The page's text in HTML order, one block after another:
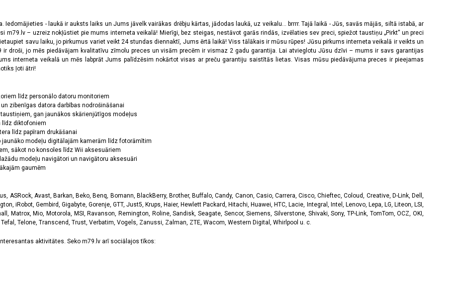
Iedomājieties - laukā ir auksts laiks un Jums jāvelk vairākas drēbju kārtas, jādodas laukā, uz veikalu... brrrr. Tajā laikā - Jūs, savās mājās, siltā istabā, ar
m79.lv – uzreiz nokļūstiet pie mums interneta veikalā! Mierīgi, bez steigas, nestāvot garās rindās, izvēlaties sev preci, spiežot taustiņu „Pirkt” un preci
savu laiku, jo pirkumus variet veikt 24 stundas diennaktī, Jums ērtā laikā! Viss tālākais ir mūsu rūpes! Jūsu pirkums interneta veikalā ir veikts un
droši, jo mēs piedāvājam kvalitatīvu zīmolu preces un visām precēm ir vismaz 2 gadu garantija. Lai atvieglotu Jūsu dzīvi – mums ir savs garantijas
interneta veikalā un mēs labprāt Jums palīdzēsim nokārtot visas ar preču garantiju saistītās lietas. Visas mūsu piedāvājuma preces ir pieejamas
ļoti ātri!
līdz personālo datoru monitoriem
zibenīgas datora darbības nodrošināšanai
gan jaunākos skārienjūtīgos modeļus
līdz diktofoniem
līdz papīram drukāšanai
modeļu digitālajām kamerām līdz fotorāmītim
sākot no konsoles līdz Wii aksesuāriem
modeļu navigātori un navigātoru aksesuāri
gaumēm
ASRock, Avast, Barkan, Beko, Benq, Bomann, BlackBerry, Brother, Buffalo, Candy, Canon, Casio, Carrera, Cisco, Chieftec, Coloud, Creative, D-Link, Dell,
iRobot, Gembird, Gigabyte, Gorenje, GTT, Just5, Krups, Haier, Hewlett Packard, Hitachi, Huawei, HTC, Lacie, Integral, Intel, Lenovo, Lepa, LG, Liteon, LSI,
Matrox, Mio, Motorola, MSI, Ravanson, Remington, Roline, Sandisk, Seagate, Sencor, Siemens, Silverstone, Shivaki, Sony, TP-Link, TomTom, OCZ, OKI,
Telone, Transcend, Trust, Verbatim, Vogels, Zanussi, Zalman, ZTE, Wacom, Western Digital, Whirlpool u. c.
aktivitātes. Seko m79.lv arī sociālajos tīkos: